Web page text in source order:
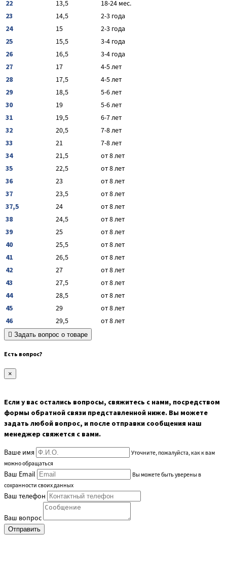
22 13,5
18-24 мес.
23
14,5
2-3 года
24
15
2-3 года
25
15,5
3-4 года
26
16,5
3-4 года
27
17
4-5 лет
28
17,5
4-5 лет
29
18,5
5-6 лет
30
19
5-6 лет
31
19,5
6-7 лет
32
20,5
7-8 лет
33
21
7-8 лет
34
21,5
от 8 лет
35
22,5
от 8 лет
36
23
от 8 лет
37
23,5
от 8 лет
37,5
24
от 8 лет
38
24,5
от 8 лет
39
25
от 8 лет
40
25,5
от 8 лет
41
26,5
от 8 лет
42
27
от 8 лет
43
27,5
от 8 лет
44
28,5
от 8 лет
45
29
от 8 лет
46
29,5 от 8 лет
Задать вопрос о товаре
Есть вопрос?
×
Если у вас остались вопросы, свяжитесь с нами, посредством
формы обратной связи представленной ниже. Вы можете
задать любой вопрос, и после отправки сообщения наш
менеджер свяжется с вами.
Ваше имя
Уточните, пожалуйста, как к вам
можно обращаться
Ваш Email
Вы можете быть уверены в
сохранности своих данных
Ваш телефон
Ваш вопрос